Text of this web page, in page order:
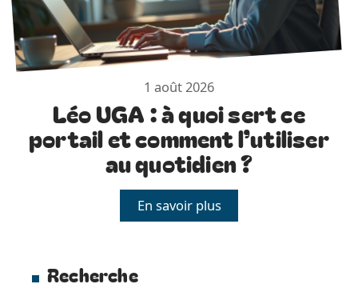
1 août 2026
Léo UGA : à quoi sert ce
portail et comment l’utiliser
au quotidien ?
En savoir plus
Recherche